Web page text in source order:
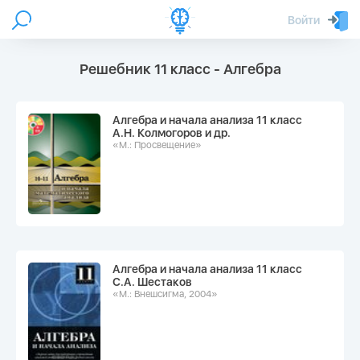
Войти
Решебник 11 класс - Алгебра
Алгебра и начала анализа 11 класс
А.Н. Колмогоров и др.
«М.: Просвещение»
Алгебра и начала анализа 11 класс
С.А. Шестаков
«М.: Внешсигма, 2004»